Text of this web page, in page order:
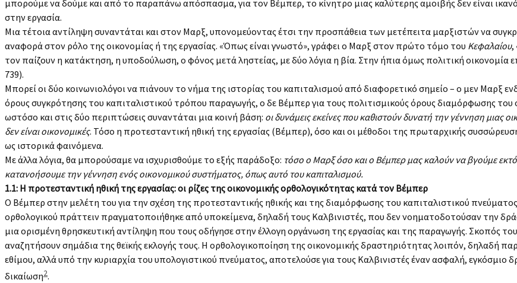
μπορούμε να δούμε και από το παραπάνω απόσπασμα, για τον Βέμπερ, το κίνητρο μιας καλύτερης αμοιβής δεν είναι
στην εργασία.
Μια τέτοια αντίληψη συναντάται και στον Μαρξ, υπονομεύοντας έτσι την προσπάθεια των μετέπειτα μαρξιστών να
αναφορά στον ρόλο της οικονομίας ή της εργασίας. «Όπως είναι γνωστό», γράφει ο Μαρξ στον πρώτο τόμο του Κεφαλαίου,
τον παίζουν η κατάκτηση, η υποδούλωση, ο φόνος μετά ληστείας, με δύο λόγια η βία. Στην ήπια όμως πολιτική οικονομία
739).
Μπορεί οι δύο κοινωνιολόγοι να πιάνουν το νήμα της ιστορίας του καπιταλισμού από διαφορετικό σημείο – ο μεν Μαρξ
όρους συγκρότησης του καπιταλιστικού τρόπου παραγωγής, ο δε Βέμπερ για τους πολιτισμικούς όρους διαμόρφωσης του
ωστόσο και στις δύο περιπτώσεις συναντάται μια κοινή βάση: οι δυνάμεις εκείνες που καθιστούν δυνατή την γέννηση μιας
δεν είναι οικονομικές. Τόσο η προτεσταντική ηθική της εργασίας (Βέμπερ), όσο και οι μέθοδοι της πρωταρχικής
ως ιστορικά φαινόμενα.
Με άλλα λόγια, θα μπορούσαμε να ισχυρισθούμε το εξής παράδοξο: τόσο ο Μαρξ όσο και ο Βέμπερ μας καλούν να βγούμε
κατανοήσουμε την γέννηση ενός οικονομικού συστήματος, όπως αυτό του καπιταλισμού.
1.1: Η προτεσταντική ηθική της εργασίας: οι ρίζες της οικονομικής ορθολογικότητας κατά τον Βέμπερ
Ο Βέμπερ στην μελέτη του για την σχέση της προτεσταντικής ηθικής και της διαμόρφωσης του καπιταλιστικού
ορθολογικού πράττειν πραγματοποιήθηκε από υποκείμενα, δηλαδή τους Καλβινιστές, που δεν νοηματοδοτούσαν την
μια ορισμένη θρησκευτική αντίληψη που τους οδήγησε στην έλλογη οργάνωση της εργασίας και της παραγωγής. Σκοπός
αναζητήσουν σημάδια της θεϊκής εκλογής τους. Η ορθολογικοποίηση της οικονομικής δραστηριότητας λοιπόν, δηλαδή
εθίμου, αλλά υπό την κυριαρχία του υπολογιστικού πνεύματος, αποτελούσε για τους Καλβινιστές έναν ασφαλή,
δικαίωση2.